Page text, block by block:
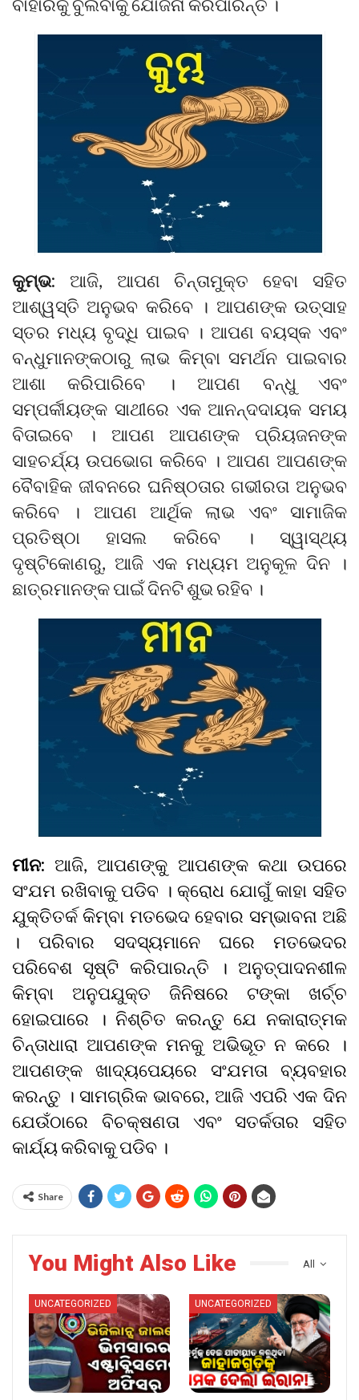
କୁମ୍ଭ: ଆଜି, ଆପଣ ଚିନ୍ତାମୁକ୍ତ ହେବା ସହିତ
ଆଶ୍ୱସ୍ତି ଅନୁଭବ କରିବେ । ଆପଣଙ୍କ ଉତ୍ସାହ
ସ୍ତର ମଧ୍ୟ ବୃଦ୍ଧି ପାଇବ । ଆପଣ ବୟସ୍କ ଏବଂ
ବନ୍ଧୁମାନଙ୍କଠାରୁ ଲାଭ କିମ୍ବା ସମର୍ଥନ ପାଇବାର
ଆଶା କରିପାରିବେ । ଆପଣ ବନ୍ଧୁ ଏବଂ
ସମ୍ପର୍କୀୟଙ୍କ ସାଥୀରେ ଏକ ଆନନ୍ଦଦାୟକ ସମୟ
ବିତାଇବେ । ଆପଣ ଆପଣଙ୍କ ପ୍ରିୟଜନଙ୍କ
ସାହଚର୍ଯ୍ୟ ଉପଭୋଗ କରିବେ । ଆପଣ ଆପଣଙ୍କ
ବୈବାହିକ ଜୀବନରେ ଘନିଷ୍ଠତାର ଗଭୀରତା ଅନୁଭବ
କରିବେ । ଆପଣ ଆର୍ଥିକ ଲାଭ ଏବଂ ସାମାଜିକ
ପ୍ରତିଷ୍ଠା ହାସଲ କରିବେ । ସ୍ୱାସ୍ଥ୍ୟ
ଦୃଷ୍ଟିକୋଣରୁ, ଆଜି ଏକ ମଧ୍ୟମ ଅନୁକୂଳ ଦିନ ।
ଛାତ୍ରମାନଙ୍କ ପାଇଁ ଦିନଟି ଶୁଭ ରହିବ ।
ମୀନ: ଆଜି, ଆପଣଙ୍କୁ ଆପଣଙ୍କ କଥା ଉପରେ
ସଂଯମ ରଖିବାକୁ ପଡିବ । କ୍ରୋଧ ଯୋଗୁଁ କାହା ସହିତ
ଯୁକ୍ତିତର୍କ କିମ୍ବା ମତଭେଦ ହେବାର ସମ୍ଭାବନା ଅଛି
। ପରିବାର ସଦସ୍ୟମାନେ ଘରେ ମତଭେଦର
ପରିବେଶ ସୃଷ୍ଟି କରିପାରନ୍ତି । ଅନୁତ୍ପାଦନଶୀଳ
କିମ୍ବା ଅନୁପଯୁକ୍ତ ଜିନିଷରେ ଟଙ୍କା ଖର୍ଚ୍ଚ
ହୋଇପାରେ । ନିଶ୍ଚିତ କରନ୍ତୁ ଯେ ନକାରାତ୍ମକ
ଚିନ୍ତାଧାରା ଆପଣଙ୍କ ମନକୁ ଅଭିଭୂତ ନ କରେ ।
ଆପଣଙ୍କ ଖାଦ୍ୟପେୟରେ ସଂଯମତା ବ୍ୟବହାର
କରନ୍ତୁ । ସାମଗ୍ରିକ ଭାବରେ, ଆଜି ଏପରି ଏକ ଦିନ
ଯେଉଁଠାରେ ବିଚକ୍ଷଣତା ଏବଂ ସତର୍କତାର ସହିତ
କାର୍ଯ୍ୟ କରିବାକୁ ପଡିବ ।
Share
All
You Might Also Like
UNCATEGORIZED UNCATEGORIZED